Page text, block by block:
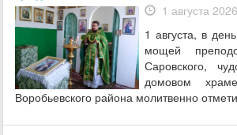
1 августа 2026
1 августа, в
мощей
Саровского,
домовом
Воробьевского района молитвенно